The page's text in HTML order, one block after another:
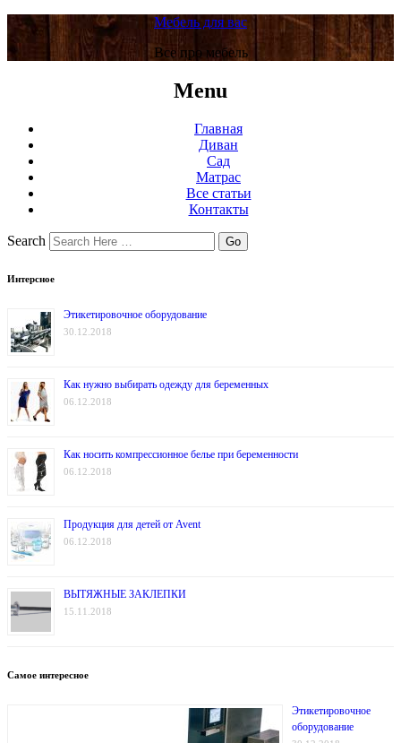
Мебель для вас
Все про мебель
Menu
Главная
Диван
Сад
Матрас
Все статьи
Контакты
Search
Интерсное
Этикетировочное оборудование
30.12.2018
Как нужно выбирать одежду для беременных
06.12.2018
Как носить компрессионное белье при беременности
06.12.2018
Продукция для детей от Avent
06.12.2018
ВЫТЯЖНЫЕ ЗАКЛЕПКИ
15.11.2018
Самое интересное
Этикетировочное
оборудование